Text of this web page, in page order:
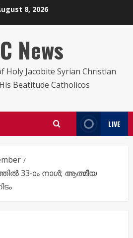
8, 2026
News
Holy Jacobite Syrian Christian
Beatitude Catholicos
LIVE
33-ാം നാൾ; ആത്മീയ